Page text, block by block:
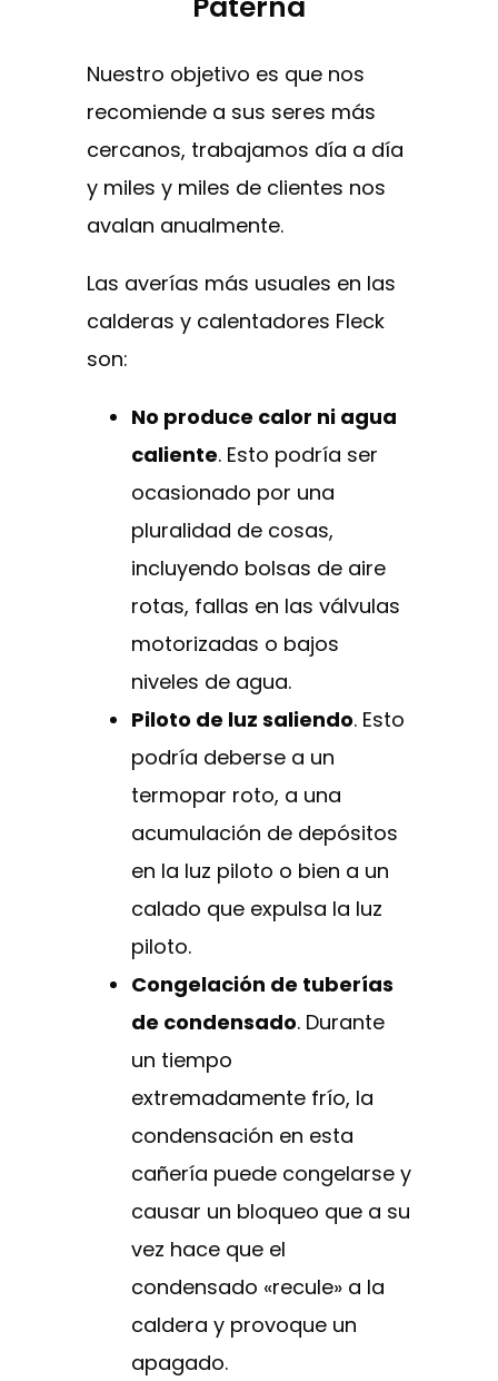
Nuestro objetivo es que nos
recomiende a sus seres más
cercanos, trabajamos día a día
y miles y miles de clientes nos
avalan anualmente.
Las averías más usuales en las
calderas y calentadores Fleck
son:
No produce calor ni agua
caliente. Esto podría ser
ocasionado por una
pluralidad de cosas,
incluyendo bolsas de aire
rotas, fallas en las válvulas
motorizadas o bajos
niveles de agua.
Piloto de luz saliendo. Esto
podría deberse a un
termopar roto, a una
acumulación de depósitos
en la luz piloto o bien a un
calado que expulsa la luz
piloto.
Congelación de tuberías
de condensado. Durante
un tiempo
extremadamente frío, la
condensación en esta
cañería puede congelarse y
causar un bloqueo que a su
vez hace que el
condensado «recule» a la
caldera y provoque un
apagado.